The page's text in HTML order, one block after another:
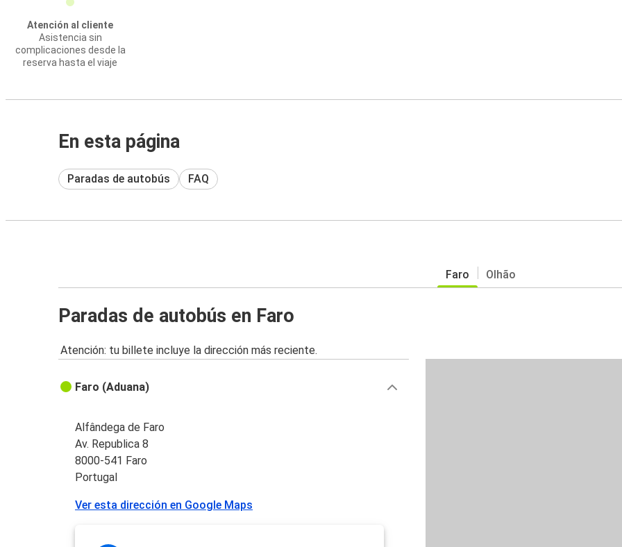
Atención al cliente
Asistencia sin
complicaciones desde la
reserva hasta el viaje
En esta página
Paradas de autobús FAQ
Faro Olhão
Paradas de autobús en Faro
Atención: tu billete incluye la dirección más reciente.
Faro (Aduana)
Alfândega de Faro
Av. Republica 8
8000-541 Faro
Portugal
Ver esta dirección en Google Maps